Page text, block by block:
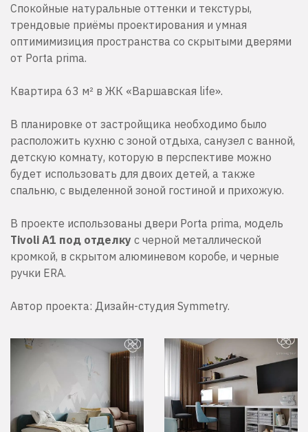
Спокойные натуральные оттенки и текстуры,
трендовые приёмы проектирования и умная
оптимимизиция пространства со скрытыми дверями
от Porta prima.
Квартира 63 м² в ЖК «Варшавская life».
В планировке от застройщика необходимо было
расположить кухню с зоной отдыха, санузел с ванной,
детскую комнату, которую в перспективе можно
будет использовать для двоих детей, а также
спальню, с выделенной зоной гостиной и прихожую.
В проекте использованы двери Porta prima, модель
Tivoli A1 под отделку с черной металлической
кромкой, в скрытом алюминевом коробе, и черные
ручки ERA.
Автор проекта: Дизайн-студия Symmetry.